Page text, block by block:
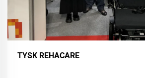
TYSK REHACARE